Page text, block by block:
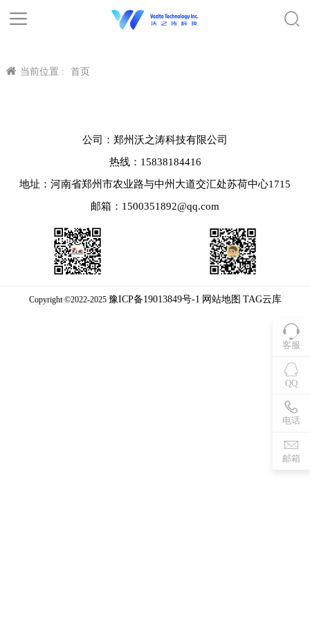
当前位置 : 首页
客服
QQ
电话
邮箱
公司：郑州沃之涛科技有限公司
热线：15838184416
地址：河南省郑州市农业路与中州大道交汇处苏荷中心1715
邮箱：1500351892@qq.com
Copyright ©2022-2025 豫ICP备19013849号-1 网站地图 TAG云库